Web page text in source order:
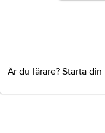
Är du lärare? Starta